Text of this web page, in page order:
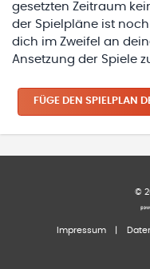
gesetzten Zeitraum
der Spielpläne ist
dich im Zweifel an
Ansetzung der Spiele
FÜGE DEN SPIELPLAN
©
Impressum